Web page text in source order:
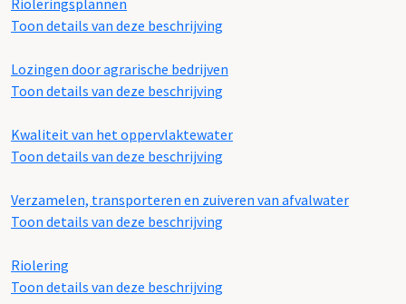
Toon details van deze beschrijving
Lozingen door agrarische bedrijven
Toon details van deze beschrijving
Kwaliteit van het oppervlaktewater
Toon details van deze beschrijving
Verzamelen, transporteren en zuiveren van afvalwater
Toon details van deze beschrijving
Riolering
Toon details van deze beschrijving